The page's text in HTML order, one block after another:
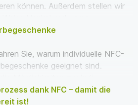
können. Außerdem stellen wir
Sie, warum individuelle NFC-
geeignet sind.
dank NFC – damit die
ist!